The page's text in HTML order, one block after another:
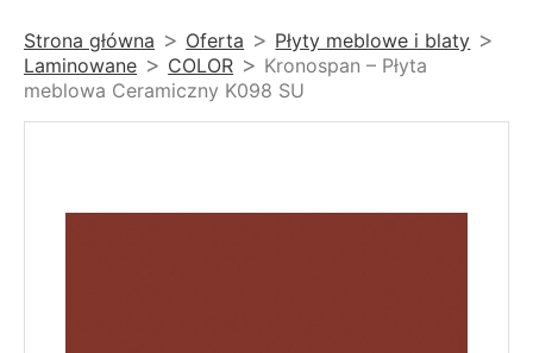
Strona główna Oferta
Płyty meblowe i blaty
Laminowane
COLOR
Kronospan – Płyta
meblowa Ceramiczny K098 SU